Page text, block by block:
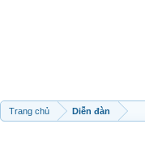
Trang chủ Diễn đàn